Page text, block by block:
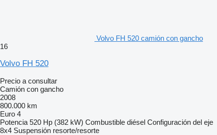
Volvo FH 520 camión con gancho
16
Volvo FH 520
Precio a consultar
Camión con gancho
2008
800.000 km
Euro 4
Potencia 520 Hp (382 kW) Combustible diésel Configuración del eje
8x4 Suspensión resorte/resorte